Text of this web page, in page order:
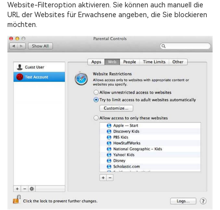
Website-Filteroption aktivieren. Sie können auch manuell die
URL der Websites für Erwachsene angeben, die Sie blockieren
möchten.